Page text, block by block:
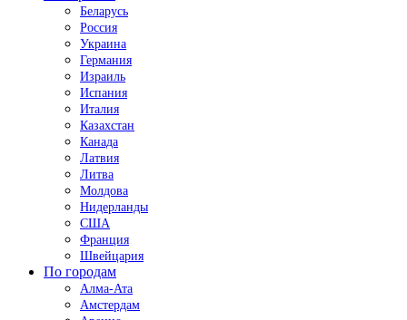
Беларусь
Россия
Украина
Германия
Израиль
Испания
Италия
Казахстан
Канада
Латвия
Литва
Молдова
Нидерланды
США
Франция
Швейцария
По городам
Алма-Ата
Амстердам